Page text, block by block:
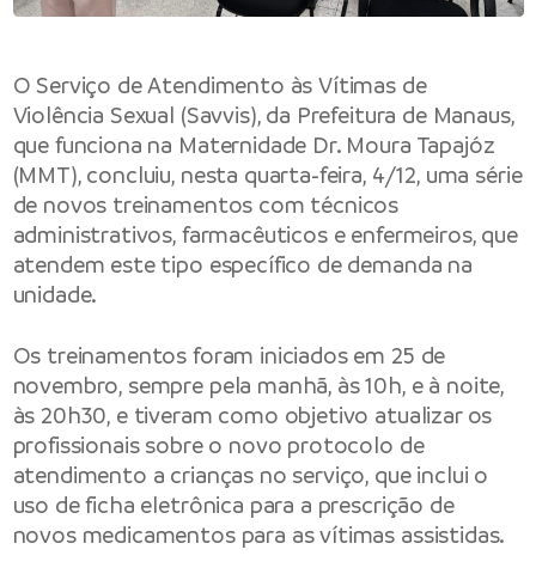
O Serviço de Atendimento às Vítimas de
Violência Sexual (Savvis), da Prefeitura de Manaus,
que funciona na Maternidade Dr. Moura Tapajóz
(MMT), concluiu, nesta quarta-feira, 4/12, uma série
de novos treinamentos com técnicos
administrativos, farmacêuticos e enfermeiros, que
atendem este tipo específico de demanda na
unidade.
Os treinamentos foram iniciados em 25 de
novembro, sempre pela manhã, às 10h, e à noite,
às 20h30, e tiveram como objetivo atualizar os
profissionais sobre o novo protocolo de
atendimento a crianças no serviço, que inclui o
uso de ficha eletrônica para a prescrição de
novos medicamentos para as vítimas assistidas.